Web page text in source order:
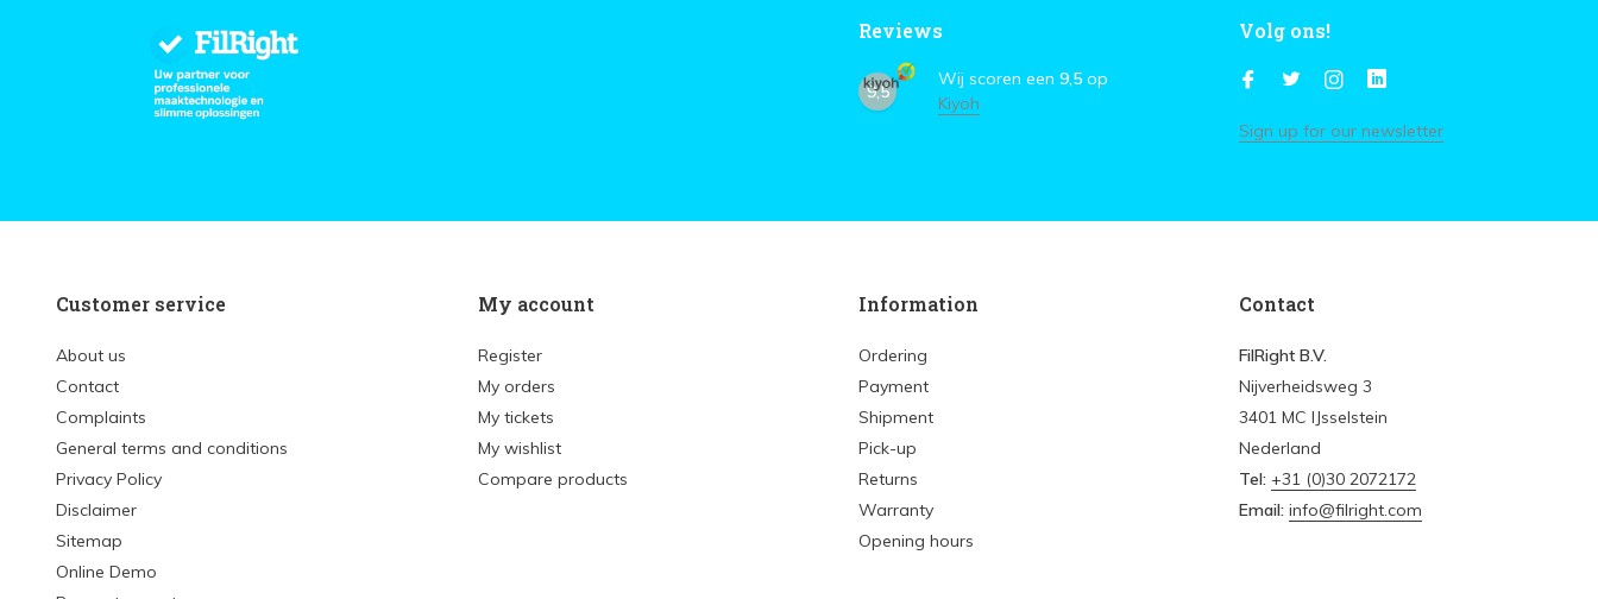
Reviews
9,5
Wij scoren een 9,5 op
Kiyoh
Volg ons!
Sign up for our newsletter
Customer service
About us
Contact
Complaints
General terms and conditions
Privacy Policy
Disclaimer
Sitemap
Online Demo
My account
Register
My orders
My tickets
My wishlist
Compare products
Information
Ordering
Payment
Shipment
Pick-up
Returns
Warranty
Opening hours
Contact
FilRight B.V.
Nijverheidsweg 3
3401 MC IJsselstein
Nederland
Tel: +31 (0)30 2072172
Email: info@filright.com